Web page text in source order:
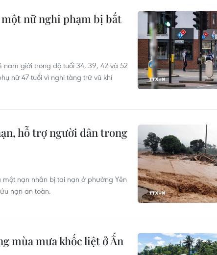
nữ nghi phạm bị bắt
nam giới trong độ tuổi 34, 39, 42 và 52
nữ 47 tuổi vì nghi tàng trữ vũ khí
hỗ trợ người dân trong
nạn nhân bị tai nạn ở phường Yên
nạn an toàn.
mùa mưa khốc liệt ở Ấn